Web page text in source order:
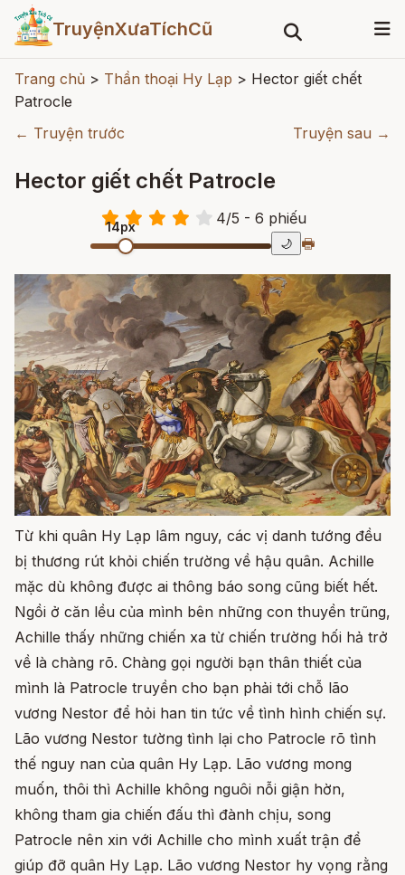
TruyệnXưaTíchCũ
Trang chủ > Thần thoại Hy Lạp > Hector giết chết
Patrocle
← Truyện trước
Truyện sau →
Hector giết chết Patrocle
4/5 - 6 phiếu
14px
🌙 🖶
Từ khi quân Hy Lạp lâm nguy, các vị danh tướng đều
bị thương rút khỏi chiến trường về hậu quân. Achille
mặc dù không được ai thông báo song cũng biết hết.
Ngồi ở căn lều của mình bên những con thuyền trũng,
Achille thấy những chiến xa từ chiến trường hối hả trở
về là chàng rõ. Chàng gọi người bạn thân thiết của
mình là Patrocle truyền cho bạn phải tới chỗ lão
vương Nestor để hỏi han tin tức về tình hình chiến sự.
Lão vương Nestor tường tình lại cho Patrocle rõ tình
thế nguy nan của quân Hy Lạp. Lão vương mong
muốn, thôi thì Achille không nguôi nỗi giận hờn,
không tham gia chiến đấu thì đành chịu, song
Patrocle nên xin với Achille cho mình xuất trận để
giúp đỡ quân Hy Lạp. Lão vương Nestor hy vọng rằng